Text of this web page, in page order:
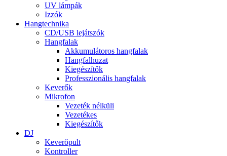
UV lámpák
Izzók
Hangtechnika
CD/USB lejátszók
Hangfalak
Akkumulátoros hangfalak
Hangfalhuzat
Kiegészítők
Professzionális hangfalak
Keverők
Mikrofon
Vezeték nélküli
Vezetékes
Kiegészítők
DJ
Keverőpult
Kontroller